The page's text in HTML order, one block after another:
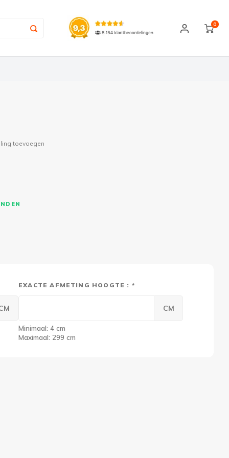
0
toevoegen
EXACTE AFMETING HOOGTE : *
CM
Minimaal: 4 cm
Maximaal: 299 cm